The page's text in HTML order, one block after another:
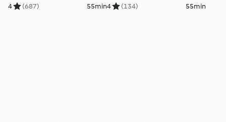
4 (687) 55min4 (134) 55min